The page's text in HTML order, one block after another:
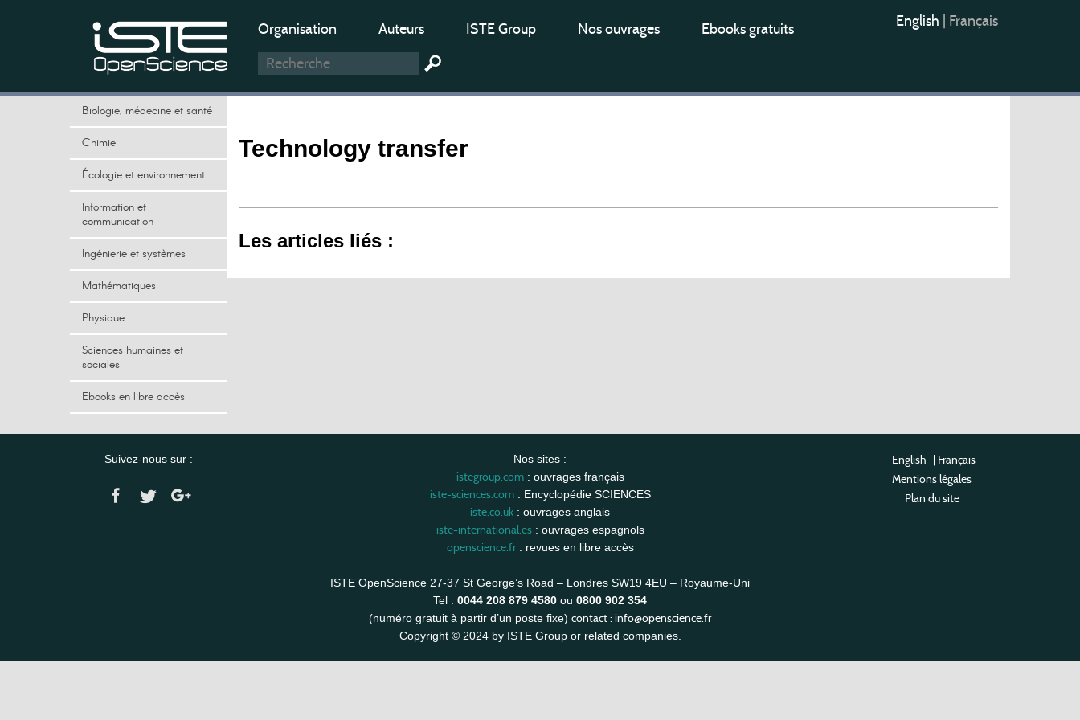
Organisation Auteurs ISTE Group Nos ouvrages Ebooks gratuits English Français
Biologie, médecine et santé
Chimie
Écologie et environnement
Information et
communication
Ingénierie et systèmes
Mathématiques
Physique
Sciences humaines et
sociales
Ebooks en libre accès
Technology transfer
Les articles liés :
Suivez-nous sur : Nos sites :
istegroup.com: ouvrages français
iste-sciences.com: Encyclopédie SCIENCES
iste.co.uk : ouvrages anglais
iste-international.es: ouvrages espagnols
openscience.fr: revues en libre accès
ISTE OpenScience 27-37 St George’s Road – Londres SW19 4EU – Royaume-Uni
Tel : 0044 208 879 4580 ou 0800 902 354
(numéro gratuit à partir d’un poste fixe) contact : info@openscience.fr
Copyright © 2024 by ISTE Group or related companies.
English | Français
Mentions légales
Plan du site